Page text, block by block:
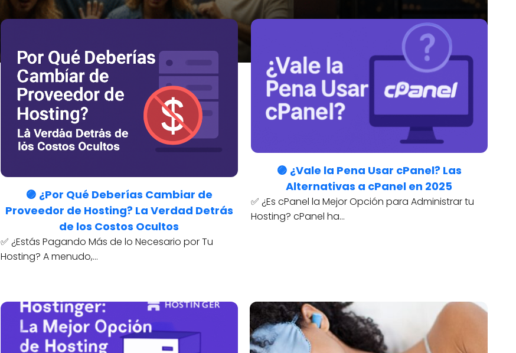
🟣 ¿Por Qué Deberías Cambiar de
Proveedor de Hosting? La Verdad Detrás
de los Costos Ocultos
✅ ¿Estás Pagando Más de lo Necesario por Tu
Hosting? A menudo,…
🟣 ¿Vale la Pena Usar cPanel? Las
Alternativas a cPanel en 2025
✅ ¿Es cPanel la Mejor Opción para Administrar tu
Hosting? cPanel ha…